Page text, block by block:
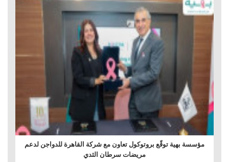
مؤسسة بهية توقّع بروتوكول تعاون مع شركة القاهرة للدواجن لدعم
مريضات سرطان الثدي